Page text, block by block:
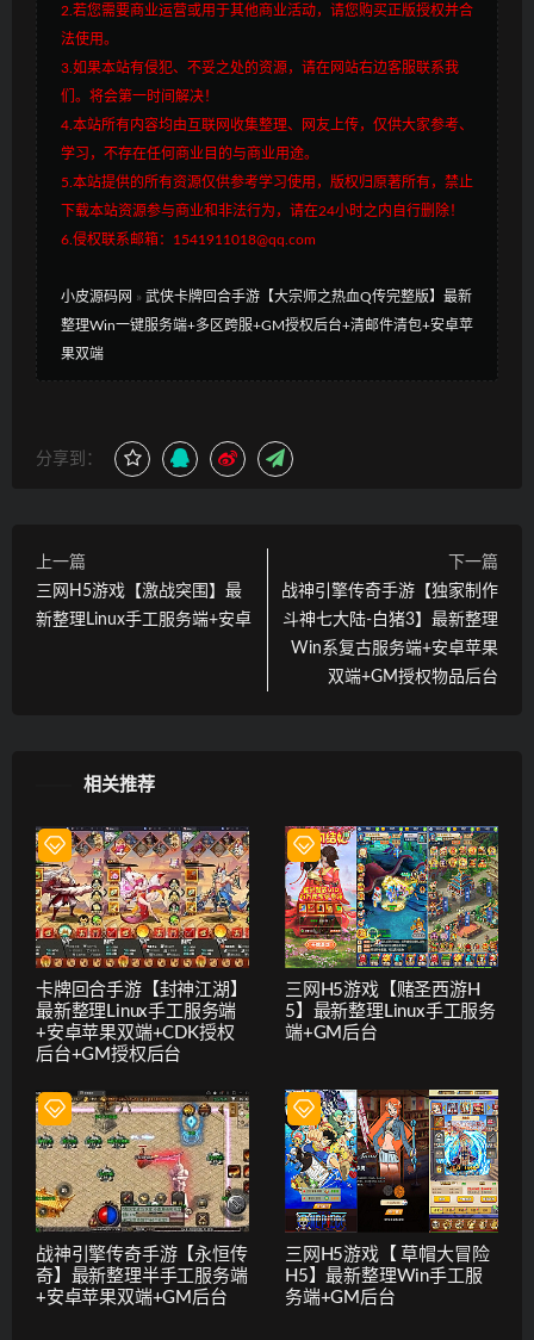
2.若您需要商业运营或用于其他商业活动，请您购买正版授权并合
法使用。
3.如果本站有侵犯、不妥之处的资源，请在网站右边客服联系我
们。将会第一时间解决！
4.本站所有内容均由互联网收集整理、网友上传，仅供大家参考、
学习，不存在任何商业目的与商业用途。
5.本站提供的所有资源仅供参考学习使用，版权归原著所有，禁止
下载本站资源参与商业和非法行为，请在24小时之内自行删除！
6.侵权联系邮箱：1541911018@qq.com
小皮源码网 » 武侠卡牌回合手游【大宗师之热血Q传完整版】最新
整理Win一键服务端+多区跨服+GM授权后台+清邮件清包+安卓苹
果双端
分享到：
上一篇
三网H5游戏【激战突围】最
新整理Linux手工服务端+安卓
下一篇
战神引擎传奇手游【独家制作
斗神七大陆-白猪3】最新整理
Win系复古服务端+安卓苹果
双端+GM授权物品后台
相关推荐
卡牌回合手游【封神江湖】
最新整理Linux手工服务端
+安卓苹果双端+CDK授权
后台+GM授权后台
三网H5游戏【赌圣西游H
5】最新整理Linux手工服务
端+GM后台
战神引擎传奇手游【永恒传
奇】最新整理半手工服务端
+安卓苹果双端+GM后台
三网H5游戏【 草帽大冒险
H5】最新整理Win手工服
务端+GM后台